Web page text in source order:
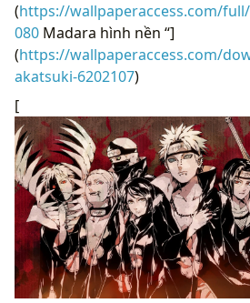
(https://wallpaperaccess.com/full/
080 Madara hình nền “]
(https://wallpaperaccess.com/
akatsuki-6202107)
[